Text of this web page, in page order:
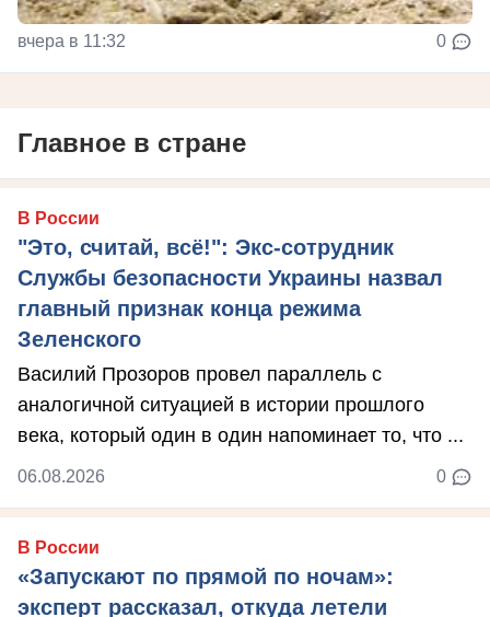
вчера в 11:32 0
Главное в стране
В России
"Это, считай, всё!": Экс-сотрудник
Службы безопасности Украины назвал
главный признак конца режима
Зеленского
Василий Прозоров провел параллель с
аналогичной ситуацией в истории прошлого
века, который один в один напоминает то, что ...
06.08.2026 0
В России
«Запускают по прямой по ночам»:
эксперт рассказал, откуда летели